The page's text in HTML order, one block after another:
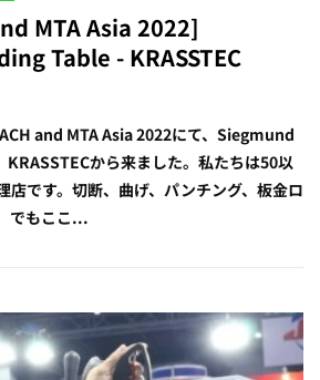
MTA Asia 2022]
Table - KRASSTEC
and MTA Asia 2022にて、Siegmund
から来ました。私たちは50以
店です。切断、曲げ、パンチング、板金ロ
でもここ...